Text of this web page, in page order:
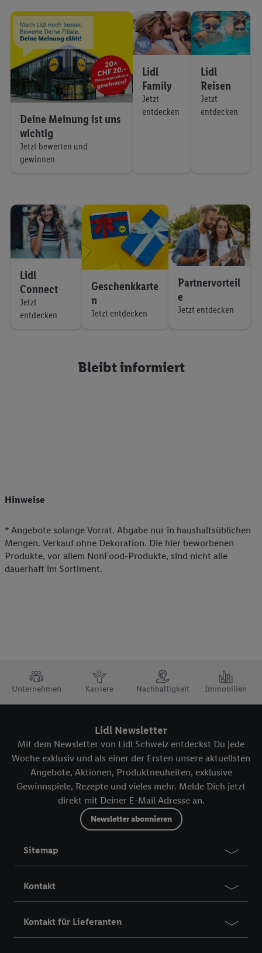
Deine Meinung ist uns
wichtig
Jetzt bewerten und
gewinnen
Lidl
Family
Jetzt
entdecken
Lidl
Reisen
Jetzt
entdecken
Lidl
Connect
Jetzt
entdecken
Geschenkkarte
n
Jetzt entdecken
Partnervorteil
e
Jetzt entdecken
Bleibt informiert
Hinweise
* Angebote solange Vorrat. Abgabe nur in haushaltsüblichen
Mengen. Verkauf ohne Dekoration. Die hier beworbenen
Produkte, vor allem NonFood-Produkte, sind nicht alle
dauerhaft im Sortiment.
TRUSTBAR
Unternehmen Karriere Nachhaltigkeit Immobilien
Lidl Newsletter
Mit dem Newsletter von Lidl Schweiz entdeckst Du jede
Woche exklusiv und als einer der Ersten unsere aktuellsten
Angebote, Aktionen, Produktneuheiten, exklusive
Gewinnspiele, Rezepte und vieles mehr. Melde Dich jetzt
direkt mit Deiner E-Mail Adresse an.
Newsletter abonnieren
Sitemap
Kontakt
Kontakt für Lieferanten